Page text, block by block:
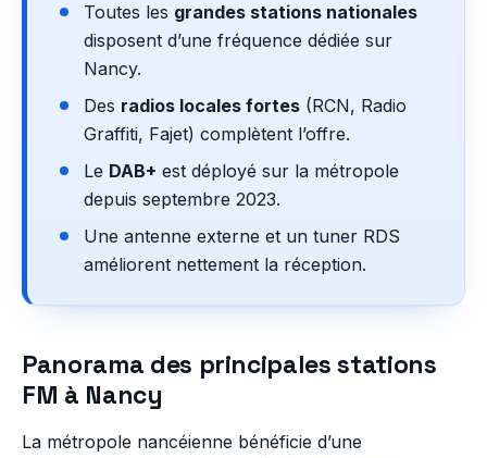
Toutes les grandes stations nationales
disposent d’une fréquence dédiée sur
Nancy.
Des radios locales fortes (RCN, Radio
Graffiti, Fajet) complètent l’offre.
Le DAB+ est déployé sur la métropole
depuis septembre 2023.
Une antenne externe et un tuner RDS
améliorent nettement la réception.
Panorama des principales stations
FM à Nancy
La métropole nancéienne bénéficie d’une